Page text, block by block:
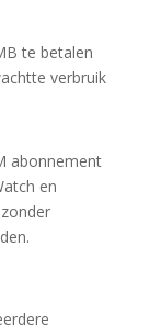
te betalen
verbruik
abonnement
en